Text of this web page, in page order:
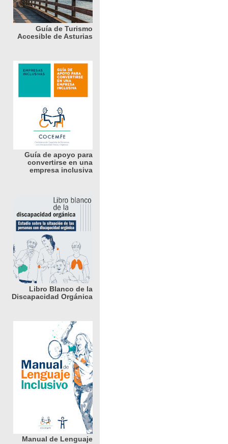
Guía de Turismo
Accesible de Asturias
Guía de apoyo para
convertirse en una
empresa inclusiva
Libro Blanco de la
Discapacidad Orgánica
Manual de Lenguaje